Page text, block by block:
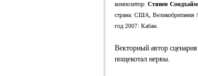
композитор: Стивен Сондхайм
страна: США, Великобритания
год 2007: Кабан.
Векторный автор
пощекотал нервы.